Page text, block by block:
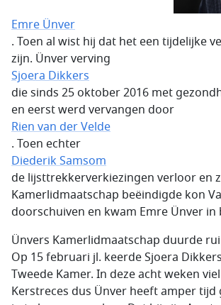
Emre Ünver
. Toen al wist hij dat het een tijdelijke
zijn. Ünver verving
Sjoera Dikkers
die sinds 25 oktober 2016 met
en eerst werd vervangen door
Rien van der Velde
. Toen echter
Diederik Samsom
de lijsttrekkerverkiezingen verloor en
Kamerlidmaatschap beëindigde kon
doorschuiven en kwam Emre Ünver in
Ünvers Kamerlidmaatschap duurde
Op 15 februari jl. keerde Sjoera
Tweede Kamer. In deze acht weken
Kerstreces dus Ünver heeft amper tijd